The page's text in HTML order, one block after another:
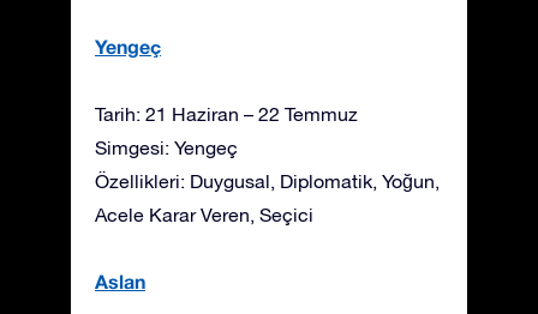
Yengeç
Tarih: 21 Haziran – 22 Temmuz
Simgesi: Yengeç
Özellikleri: Duygusal, Diplomatik, Yoğun,
Acele Karar Veren, Seçici
Aslan